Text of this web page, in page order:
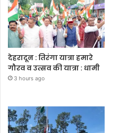
देहरादून : तिरंगा यात्रा हमारे
गौरव व उत्सव की यात्रा : धामी
3 hours ago